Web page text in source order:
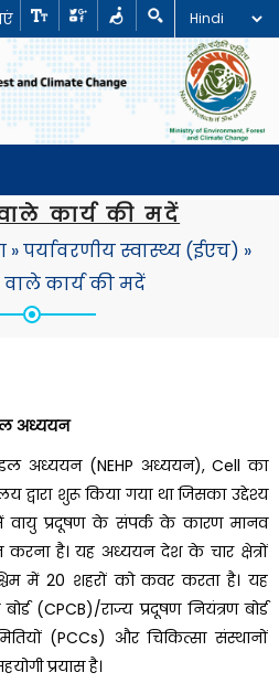
कार्य की मदें
»पर्यावरणीय स्वास्थ्य (ईएच) »
कार्य की मदें
अध्ययन
अध्ययन (NEHP अध्ययन), Cell का
द्वारा शुरू किया गया था जिसका उद्देश्य
प्रदूषण के संपर्क के कारण मानव
है। यह अध्ययन देश के चार क्षेत्रों
में 20 शहरों को कवर करता है। यह
(CPCB)/राज्य प्रदूषण नियंत्रण बोर्ड
(PCCs) और चिकित्सा संस्थानों
प्रयास है।